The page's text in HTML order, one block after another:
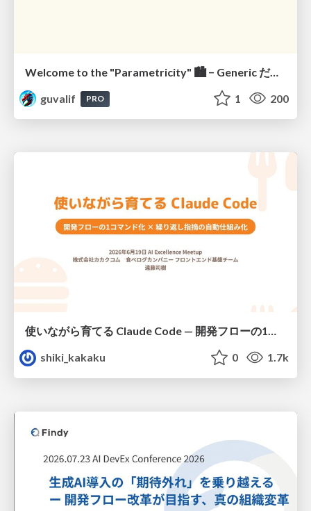
Welcome to the "Parametricity" 🏙️ − Generic だけど Specific な世界 −
guvalif
PRO 1 200
使いながら育てる Claude Code — 開発フローの1コマンド化 × 繰り返し指摘の自動仕組み化
shiki_kakaku
0 1.7k